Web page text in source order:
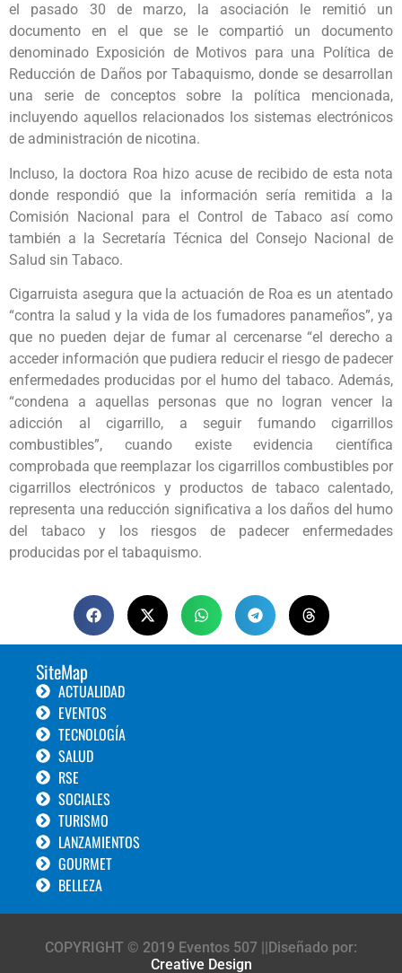
el pasado 30 de marzo, la asociación le remitió un
documento en el que se le compartió un documento
denominado Exposición de Motivos para una Política de
Reducción de Daños por Tabaquismo, donde se desarrollan
una serie de conceptos sobre la política mencionada,
incluyendo aquellos relacionados los sistemas electrónicos
de administración de nicotina.
Incluso, la doctora Roa hizo acuse de recibido de esta nota
donde respondió que la información sería remitida a la
Comisión Nacional para el Control de Tabaco así como
también a la Secretaría Técnica del Consejo Nacional de
Salud sin Tabaco.
Cigarruista asegura que la actuación de Roa es un atentado
“contra la salud y la vida de los fumadores panameños”, ya
que no pueden dejar de fumar al cercenarse “el derecho a
acceder información que pudiera reducir el riesgo de padecer
enfermedades producidas por el humo del tabaco. Además,
“condena a aquellas personas que no logran vencer la
adicción al cigarrillo, a seguir fumando cigarrillos
combustibles”, cuando existe evidencia científica
comprobada que reemplazar los cigarrillos combustibles por
cigarrillos electrónicos y productos de tabaco calentado,
representa una reducción significativa a los daños del humo
del tabaco y los riesgos de padecer enfermedades
producidas por el tabaquismo.
SiteMap
ACTUALIDAD
EVENTOS
TECNOLOGÍA
SALUD
RSE
SOCIALES
TURISMO
LANZAMIENTOS
GOURMET
BELLEZA
COPYRIGHT © 2019 Eventos 507 ||Diseñado por:
Creative Design